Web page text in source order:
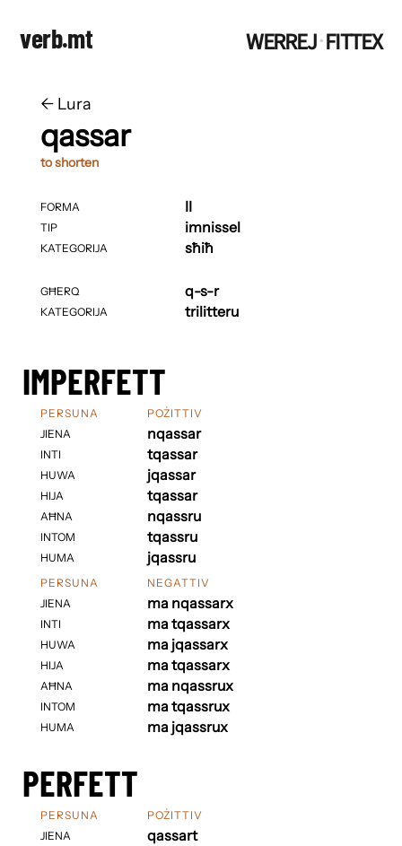
verb.mt WERREJ·FITTEX
← ​​Lura
qassar
to shorten
FORMA
TIP
KATEGORIJA
GĦERQ
KATEGORIJA
II
imnissel
sħiħ
q-s-r
trilitteru
IMPERFETT
PERSUNA
JIENA
INTI
HUWA
HIJA
AĦNA
INTOM
HUMA
POŻITTIV
nqassar
tqassar
jqassar
tqassar
nqassru
tqassru
jqassru
PERSUNA
JIENA
INTI
HUWA
HIJA
AĦNA
INTOM
HUMA
NEGATTIV
ma nqassarx
ma tqassarx
ma jqassarx
ma tqassarx
ma nqassrux
ma tqassrux
ma jqassrux
PERFETT
PERSUNA
JIENA
POŻITTIV
qassart